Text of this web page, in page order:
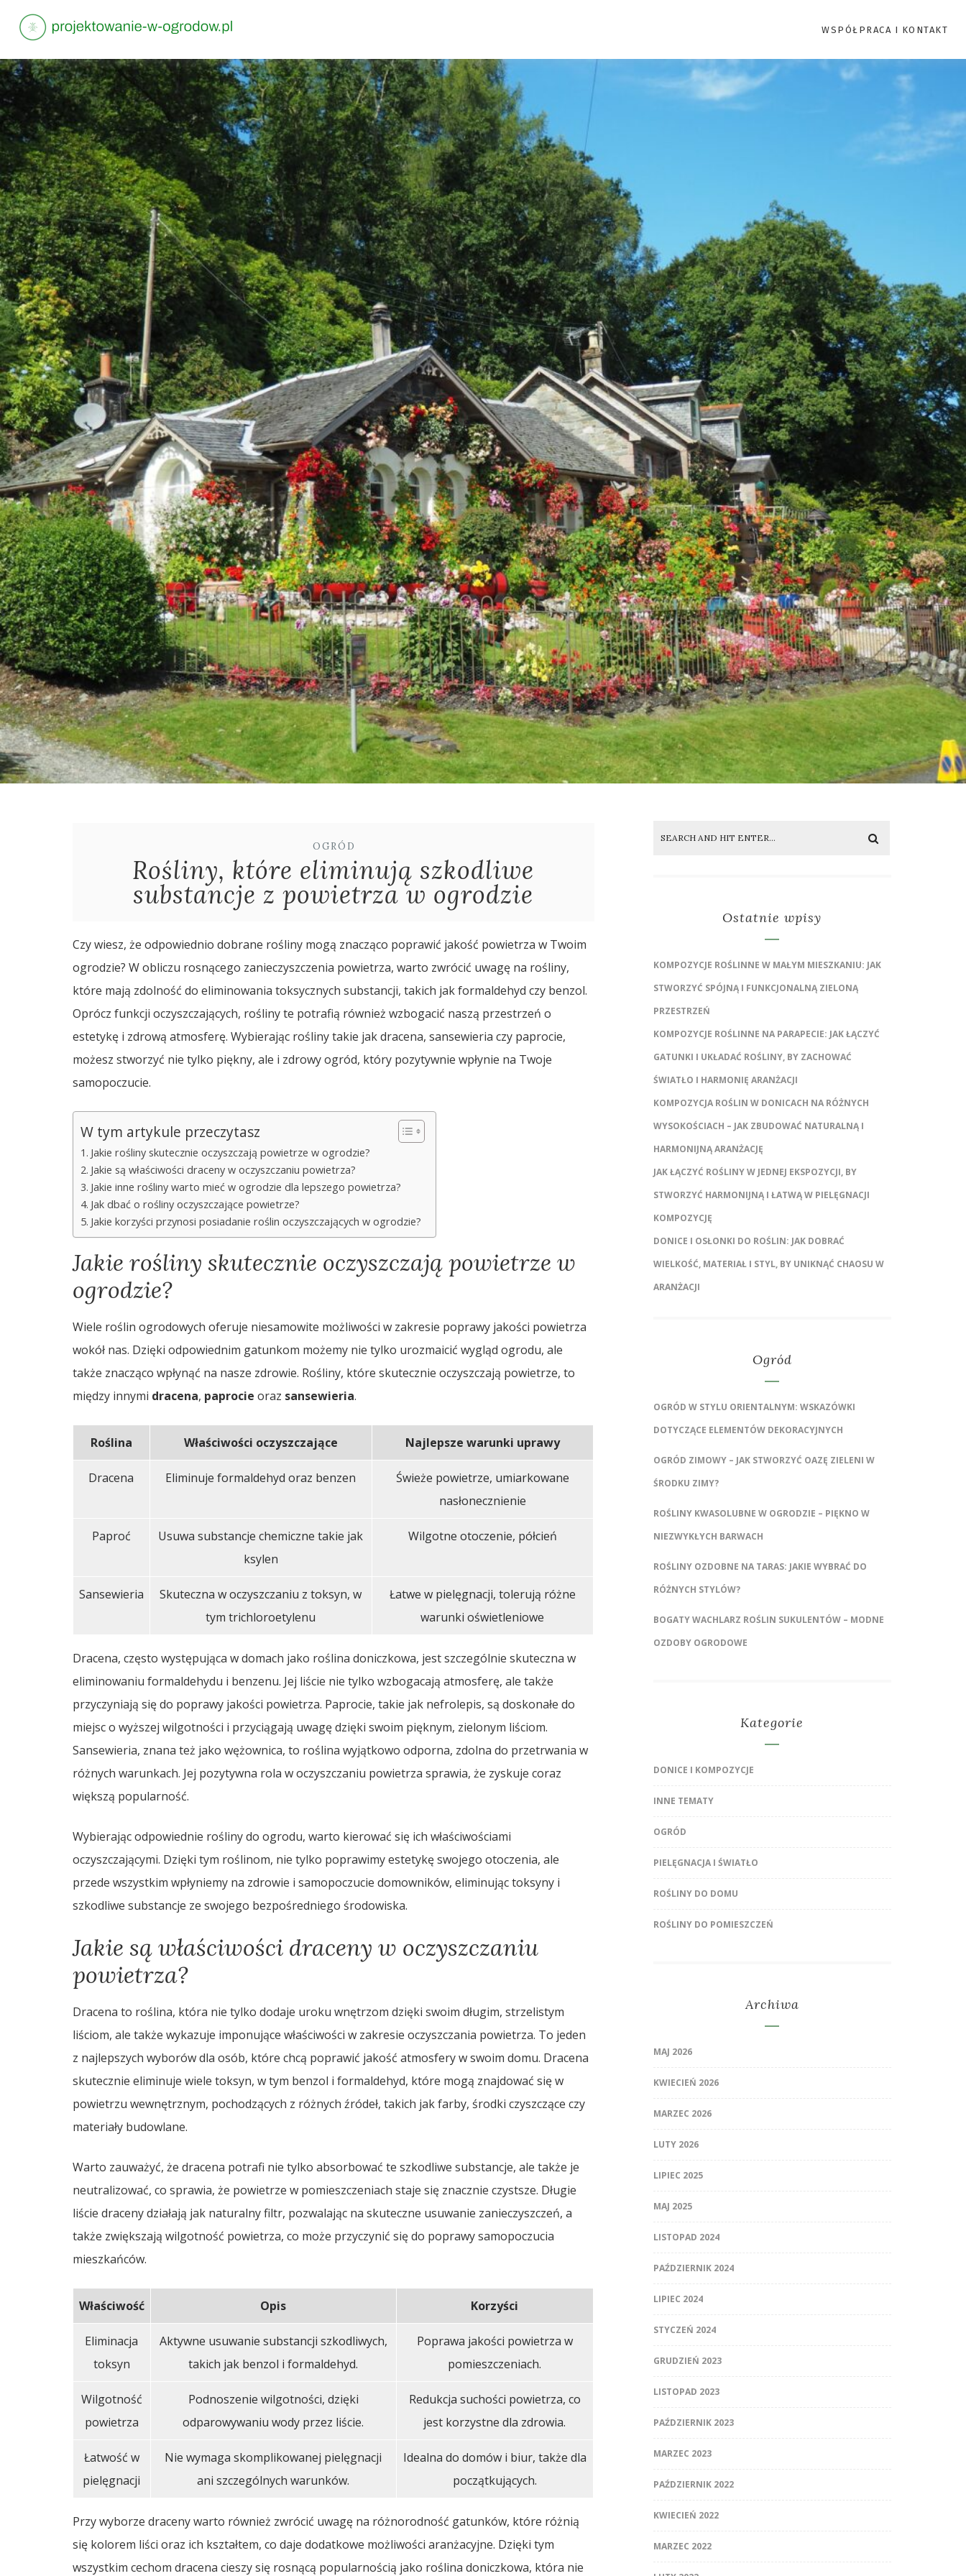
WSPÓŁPRACA I KONTAKT
OGRÓD
Rośliny, które eliminują szkodliwe
substancje z powietrza w ogrodzie
Czy wiesz, że odpowiednio dobrane rośliny mogą znacząco poprawić jakość powietrza w Twoim
ogrodzie? W obliczu rosnącego zanieczyszczenia powietrza, warto zwrócić uwagę na rośliny,
które mają zdolność do eliminowania toksycznych substancji, takich jak formaldehyd czy benzol.
Oprócz funkcji oczyszczających, rośliny te potrafią również wzbogacić naszą przestrzeń o
estetykę i zdrową atmosferę. Wybierając rośliny takie jak dracena, sansewieria czy paprocie,
możesz stworzyć nie tylko piękny, ale i zdrowy ogród, który pozytywnie wpłynie na Twoje
samopoczucie.
W tym artykule przeczytasz
Jakie rośliny skutecznie oczyszczają powietrze w ogrodzie?
Jakie są właściwości draceny w oczyszczaniu powietrza?
Jakie inne rośliny warto mieć w ogrodzie dla lepszego powietrza?
Jak dbać o rośliny oczyszczające powietrze?
Jakie korzyści przynosi posiadanie roślin oczyszczających w ogrodzie?
Jakie rośliny skutecznie oczyszczają powietrze w
ogrodzie?
Wiele roślin ogrodowych oferuje niesamowite możliwości w zakresie poprawy jakości powietrza
wokół nas. Dzięki odpowiednim gatunkom możemy nie tylko urozmaicić wygląd ogrodu, ale
także znacząco wpłynąć na nasze zdrowie. Rośliny, które skutecznie oczyszczają powietrze, to
między innymi dracena, paprocie oraz sansewieria.
Roślina Właściwości oczyszczające Najlepsze warunki uprawy
Dracena Eliminuje formaldehyd oraz benzen
Świeże powietrze, umiarkowane
nasłonecznienie
Paproć
Usuwa substancje chemiczne takie jak
ksylen
Wilgotne otoczenie, półcień
Sansewieria
Skuteczna w oczyszczaniu z toksyn, w
tym trichloroetylenu
Łatwe w pielęgnacji, tolerują różne
warunki oświetleniowe
Dracena, często występująca w domach jako roślina doniczkowa, jest szczególnie skuteczna w
eliminowaniu formaldehydu i benzenu. Jej liście nie tylko wzbogacają atmosferę, ale także
przyczyniają się do poprawy jakości powietrza. Paprocie, takie jak nefrolepis, są doskonałe do
miejsc o wyższej wilgotności i przyciągają uwagę dzięki swoim pięknym, zielonym liściom.
Sansewieria, znana też jako wężownica, to roślina wyjątkowo odporna, zdolna do przetrwania w
różnych warunkach. Jej pozytywna rola w oczyszczaniu powietrza sprawia, że zyskuje coraz
większą popularność.
Wybierając odpowiednie rośliny do ogrodu, warto kierować się ich właściwościami
oczyszczającymi. Dzięki tym roślinom, nie tylko poprawimy estetykę swojego otoczenia, ale
przede wszystkim wpłyniemy na zdrowie i samopoczucie domowników, eliminując toksyny i
szkodliwe substancje ze swojego bezpośredniego środowiska.
Jakie są właściwości draceny w oczyszczaniu
powietrza?
Dracena to roślina, która nie tylko dodaje uroku wnętrzom dzięki swoim długim, strzelistym
liściom, ale także wykazuje imponujące właściwości w zakresie oczyszczania powietrza. To jeden
z najlepszych wyborów dla osób, które chcą poprawić jakość atmosfery w swoim domu. Dracena
skutecznie eliminuje wiele toksyn, w tym benzol i formaldehyd, które mogą znajdować się w
powietrzu wewnętrznym, pochodzących z różnych źródeł, takich jak farby, środki czyszczące czy
materiały budowlane.
Warto zauważyć, że dracena potrafi nie tylko absorbować te szkodliwe substancje, ale także je
neutralizować, co sprawia, że powietrze w pomieszczeniach staje się znacznie czystsze. Długie
liście draceny działają jak naturalny filtr, pozwalając na skuteczne usuwanie zanieczyszczeń, a
także zwiększają wilgotność powietrza, co może przyczynić się do poprawy samopoczucia
mieszkańców.
Właściwość Opis Korzyści
Eliminacja
toksyn
Aktywne usuwanie substancji szkodliwych,
takich jak benzol i formaldehyd.
Poprawa jakości powietrza w
pomieszczeniach.
Wilgotność
powietrza
Podnoszenie wilgotności, dzięki
odparowywaniu wody przez liście.
Redukcja suchości powietrza, co
jest korzystne dla zdrowia.
Łatwość w
pielęgnacji
Nie wymaga skomplikowanej pielęgnacji
ani szczególnych warunków.
Idealna do domów i biur, także dla
początkujących.
Przy wyborze draceny warto również zwrócić uwagę na różnorodność gatunków, które różnią
się kolorem liści oraz ich kształtem, co daje dodatkowe możliwości aranżacyjne. Dzięki tym
wszystkim cechom dracena cieszy się rosnącą popularnością jako roślina doniczkowa, która nie
Ostatnie wpisy
KOMPOZYCJE ROŚLINNE W MAŁYM MIESZKANIU: JAK
STWORZYĆ SPÓJNĄ I FUNKCJONALNĄ ZIELONĄ
PRZESTRZEŃ
KOMPOZYCJE ROŚLINNE NA PARAPECIE: JAK ŁĄCZYĆ
GATUNKI I UKŁADAĆ ROŚLINY, BY ZACHOWAĆ
ŚWIATŁO I HARMONIĘ ARANŻACJI
KOMPOZYCJA ROŚLIN W DONICACH NA RÓŻNYCH
WYSOKOŚCIACH – JAK ZBUDOWAĆ NATURALNĄ I
HARMONIJNĄ ARANŻACJĘ
JAK ŁĄCZYĆ ROŚLINY W JEDNEJ EKSPOZYCJI, BY
STWORZYĆ HARMONIJNĄ I ŁATWĄ W PIELĘGNACJI
KOMPOZYCJĘ
DONICE I OSŁONKI DO ROŚLIN: JAK DOBRAĆ
WIELKOŚĆ, MATERIAŁ I STYL, BY UNIKNĄĆ CHAOSU W
ARANŻACJI
Ogród
OGRÓD W STYLU ORIENTALNYM: WSKAZÓWKI
DOTYCZĄCE ELEMENTÓW DEKORACYJNYCH
OGRÓD ZIMOWY – JAK STWORZYĆ OAZĘ ZIELENI W
ŚRODKU ZIMY?
ROŚLINY KWASOLUBNE W OGRODZIE – PIĘKNO W
NIEZWYKŁYCH BARWACH
ROŚLINY OZDOBNE NA TARAS: JAKIE WYBRAĆ DO
RÓŻNYCH STYLÓW?
BOGATY WACHLARZ ROŚLIN SUKULENTÓW – MODNE
OZDOBY OGRODOWE
Kategorie
DONICE I KOMPOZYCJE
INNE TEMATY
OGRÓD
PIELĘGNACJA I ŚWIATŁO
ROŚLINY DO DOMU
ROŚLINY DO POMIESZCZEŃ
Archiwa
MAJ 2026
KWIECIEŃ 2026
MARZEC 2026
LUTY 2026
LIPIEC 2025
MAJ 2025
LISTOPAD 2024
PAŹDZIERNIK 2024
LIPIEC 2024
STYCZEŃ 2024
GRUDZIEŃ 2023
LISTOPAD 2023
PAŹDZIERNIK 2023
MARZEC 2023
PAŹDZIERNIK 2022
KWIECIEŃ 2022
MARZEC 2022